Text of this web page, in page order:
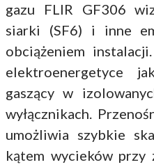
gazu FLIR GF306
siarki (SF6) i inne
obciążeniem
elektroenergetyce
gaszący w
wyłącznikach.
umożliwia szybkie
kątem wycieków przy